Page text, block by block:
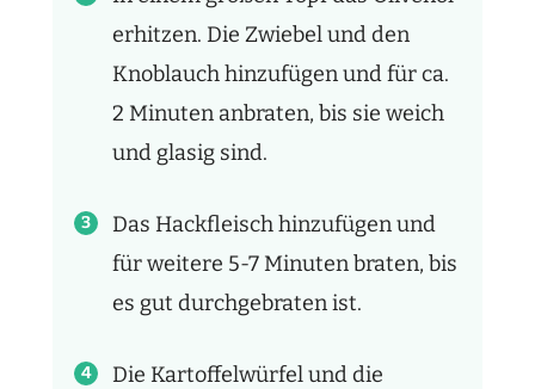
erhitzen. Die Zwiebel und den
Knoblauch hinzufügen und für ca.
2 Minuten anbraten, bis sie weich
und glasig sind.
Das Hackfleisch hinzufügen und
für weitere 5-7 Minuten braten, bis
es gut durchgebraten ist.
Die Kartoffelwürfel und die